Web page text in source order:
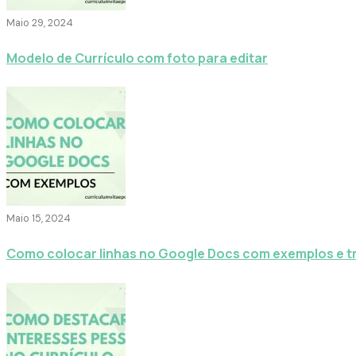
Maio 29, 2024
Modelo de Currículo com foto para editar
Maio 15, 2024
Como colocar linhas no Google Docs com exemplos e